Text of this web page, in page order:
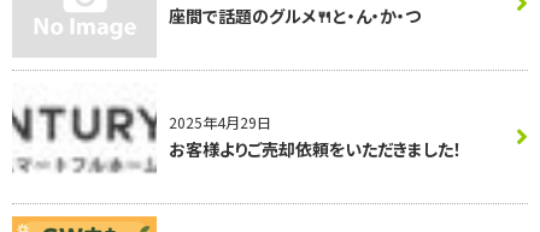
座間で話題のグルメ🍴と・ん・か・つ
2025年4月29日
お客様よりご売却依頼をいただきました！